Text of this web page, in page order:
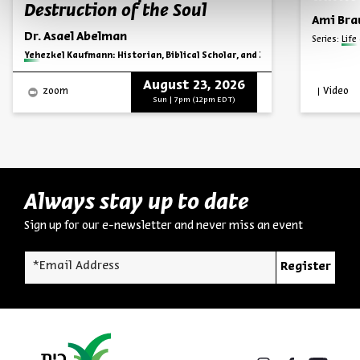
Destruction of the Soul
Dr. Asael Abelman
Series:
Yehezkel Kaufmann: Historian, Biblical Scholar, and Zionist Thinker
zoom August 23, 2026
Sun | 7pm (12pm EDT)
Ami
Series:
Video
Always stay up to date
Sign up for our e-newsletter and never miss an event
*Email Address Register